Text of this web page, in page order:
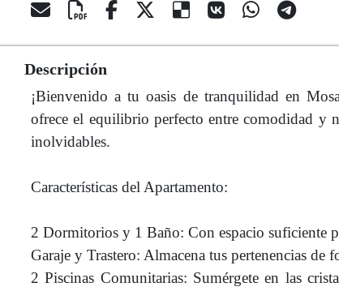
Descripción
¡Bienvenido a tu oasis de tranquilidad en
ofrece el equilibrio perfecto entre comodidad y
inolvidables.
Características del Apartamento:
2 Dormitorios y 1 Baño: Con espacio suficiente
Garaje y Trastero: Almacena tus pertenencias
2 Piscinas Comunitarias: Sumérgete en las